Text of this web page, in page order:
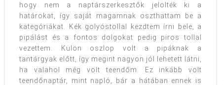
hogy nem a naptárszerkesztők jelölték ki a
határokat, így saját magamnak oszthattam be a
kategóriákat. Kék golyóstollal kezdtem írni bele, a
pipálást és a fontos dolgokat pedig piros tollal
vezettem. Külön oszlop volt a pipáknak a
tantárgyak előtt, így megint nagyon jól lehetett látni,
ha valahol még volt teendőm. Ez inkább volt
teendőnaptár, mint napló, bár a hátában ennek is